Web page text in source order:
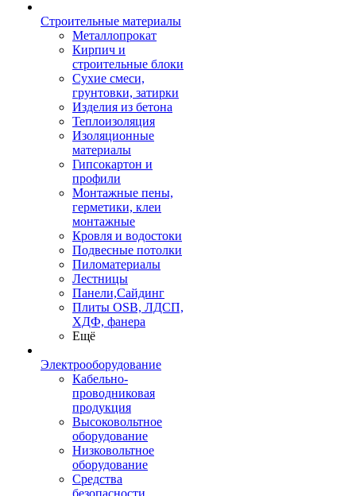
Строительные материалы
Металлопрокат
Кирпич и
строительные блоки
Сухие смеси,
грунтовки, затирки
Изделия из бетона
Теплоизоляция
Изоляционные
материалы
Гипсокартон и
профили
Монтажные пены,
герметики, клеи
монтажные
Кровля и водостоки
Подвесные потолки
Пиломатериалы
Лестницы
Панели,Сайдинг
Плиты OSB, ЛДСП,
ХДФ, фанера
Ещё
Электрооборудование
Кабельно-
проводниковая
продукция
Высоковольтное
оборудование
Низковольтное
оборудование
Средства
безопасности